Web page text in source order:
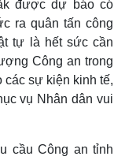
được dự báo có
ra quân tấn công
tự là hết sức cần
Công an trong
các sự kiện kinh tế,
vụ Nhân dân vui
cầu Công an tỉnh